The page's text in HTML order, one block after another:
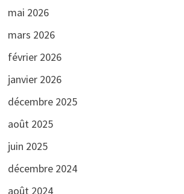
mai 2026
mars 2026
février 2026
janvier 2026
décembre 2025
août 2025
juin 2025
décembre 2024
août 2024